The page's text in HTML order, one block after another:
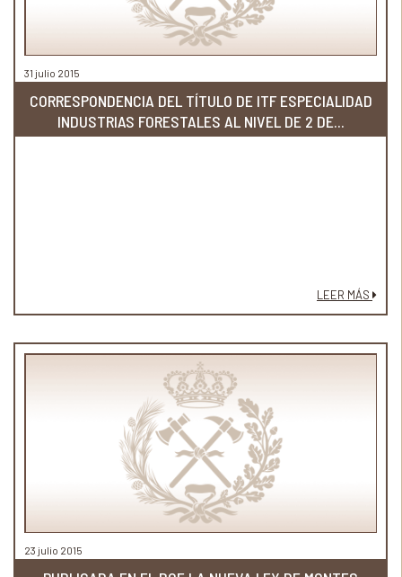
31 julio 2015
CORRESPONDENCIA DEL TÍTULO DE ITF ESPECIALIDAD
INDUSTRIAS FORESTALES AL NIVEL DE 2 DE...
LEER MÁS
23 julio 2015